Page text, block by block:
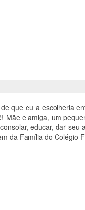
que eu a escolheria
Mãe e amiga, um
educar, dar seu
da Família do Colégio